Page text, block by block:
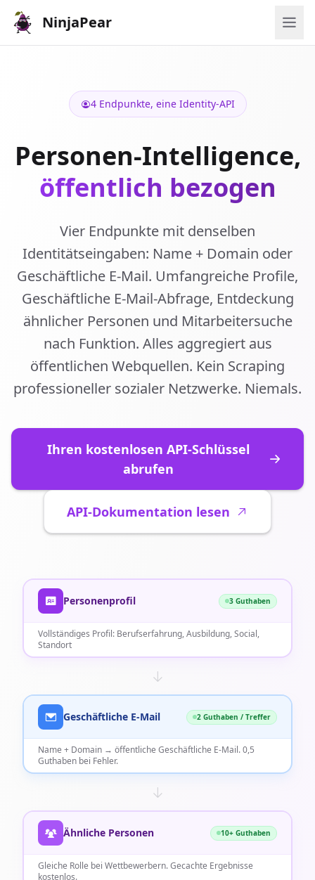
NinjaPear
4 Endpunkte, eine Identity-API
Personen-Intelligence,
öffentlich bezogen
Vier Endpunkte mit denselben
Identitätseingaben: Name + Domain oder
Geschäftliche E-Mail. Umfangreiche Profile,
Geschäftliche E-Mail-Abfrage, Entdeckung
ähnlicher Personen und Mitarbeitersuche
nach Funktion. Alles aggregiert aus
öffentlichen Webquellen. Kein Scraping
professioneller sozialer Netzwerke. Niemals.
Ihren kostenlosen API-Schlüssel
abrufen
API-Dokumentation lesen
Personenprofil 3 Guthaben
Vollständiges Profil: Berufserfahrung, Ausbildung, Social,
Standort
Geschäftliche E-Mail 2 Guthaben / Treffer
Name + Domain → öffentliche Geschäftliche E-Mail. 0,5
Guthaben bei Fehler.
Ähnliche Personen 10+ Guthaben
Gleiche Rolle bei Wettbewerbern. Gecachte Ergebnisse
kostenlos.